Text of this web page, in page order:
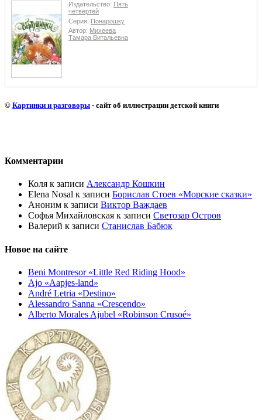
Издательство: Пять
четвертей
Серия: Понарошку
Автор: Михеева
Тамара Витальевна
© Картинки и разговоры - сайт об иллюстрации детской книги
Комментарии
Коля к записи Александр Кошкин
Elena Nosal к записи Борислав Стоев «Морские сказки»
Аноним к записи Виктор Важдаев
Софья Михайловская к записи Светозар Остров
Валерий к записи Станислав Бабюк
Новое на сайте
Beni Montresor «Little Red Riding Hood»
Ajo «Aapjes-land»
André Letria «Destino»
Alessandro Sanna «Crescendo»
Alberto Morales Ajubel «Robinson Crusoé»